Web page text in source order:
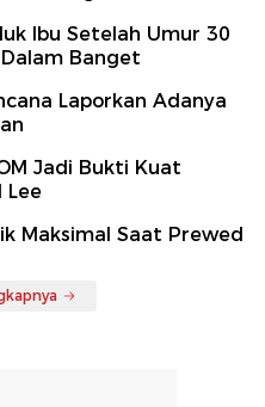
Ibu Setelah Umur 30
Banget
Laporkan Adanya
Jadi Bukti Kuat
Lee
Maksimal Saat Prewed